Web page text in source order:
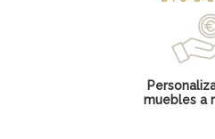
muebles a